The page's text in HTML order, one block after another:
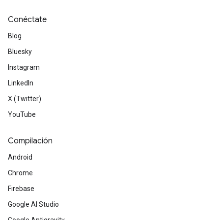
Conéctate
Blog
Bluesky
Instagram
LinkedIn
X (Twitter)
YouTube
Compilación
Android
Chrome
Firebase
Google AI Studio